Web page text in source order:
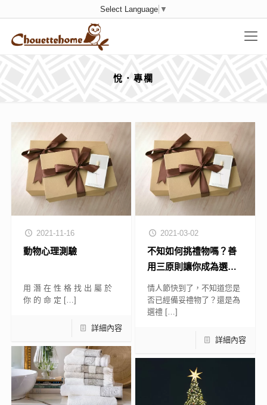
Select Language ▼
悅．專欄
2021-11-16
動物心理測驗
用 潛 在 性 格 找 出 屬 於
你 的 命 定 […]
詳細內容
2021-03-02
不知如何挑禮物嗎？善
用三原則讓你成為選禮
物高手
情人節快到了，不知道您是
否已經備妥禮物了？還是為
選禮 […]
詳細內容